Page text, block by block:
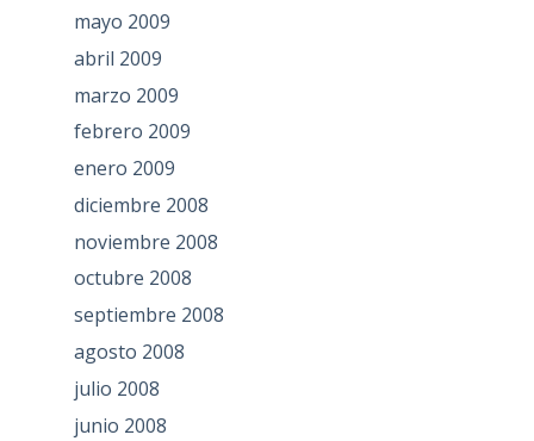
mayo 2009
abril 2009
marzo 2009
febrero 2009
enero 2009
diciembre 2008
noviembre 2008
octubre 2008
septiembre 2008
agosto 2008
julio 2008
junio 2008